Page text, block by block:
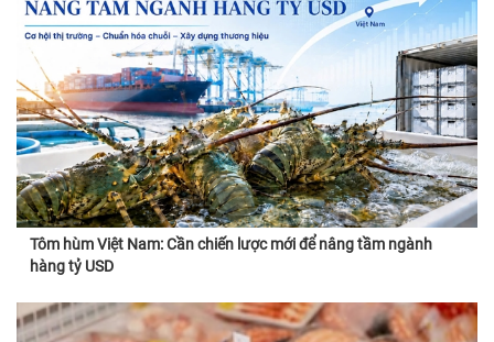
Tôm hùm Việt Nam: Cần chiến lược mới để nâng tầm ngành
hàng tỷ USD